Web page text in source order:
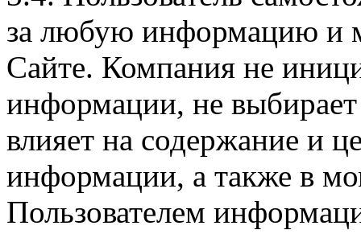
за любую информацию и
Сайте. Компания не
информации, не
влияет на содержание и
информации, а также в
Пользователем